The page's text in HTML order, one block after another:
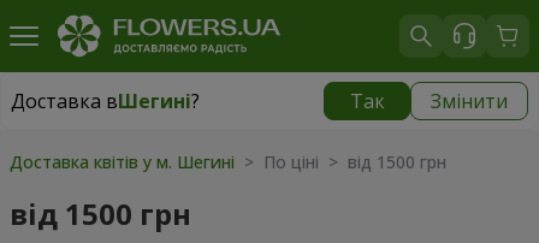
Доставка вШегині? Так Змінити
Доставка вШегині|
Доставка квітів у м. Шегині > По ціні > від 1500 грн
від 1500 грн